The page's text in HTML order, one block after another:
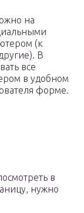
на
(к
В
все
в удобном
форме.
в
нужно